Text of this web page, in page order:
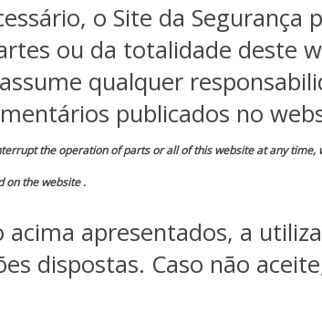
o Site da Segurança
ou da totalidade deste
qualquer
publicados no
the operation of parts or all of this website at any
on the website .
apresentados, a
dispostas. Caso não